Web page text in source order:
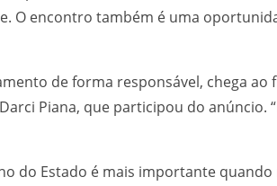
O encontro também é uma
de forma responsável, chega
Piana, que participou do anúncio.
do Estado é mais importante